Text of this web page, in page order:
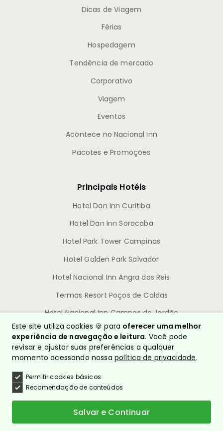
Dicas de Viagem
Férias
Hospedagem
Tendência de mercado
Corporativo
Viagem
Eventos
Acontece no Nacional Inn
Pacotes e Promoções
Principais Hotéis
Hotel Dan Inn Curitiba
Hotel Dan Inn Sorocaba
Hotel Park Tower Campinas
Hotel Golden Park Salvador
Hotel Nacional Inn Angra dos Reis
Termas Resort Poços de Caldas
Hotel Nacional Inn Campos do Jordão
© Nacional Inn Hotéis
CNPJ: 10.628.960/0001-54
Política de Privacidade
Quem somos?
Este site utiliza cookies 🍪 para oferecer uma melhor
experiência de navegação e leitura. Você pode
revisar e ajustar suas preferências a qualquer
momento acessando nossa política de privacidade.
Permitir cookies básicos
Recomendação de conteúdos
Salvar e Continuar